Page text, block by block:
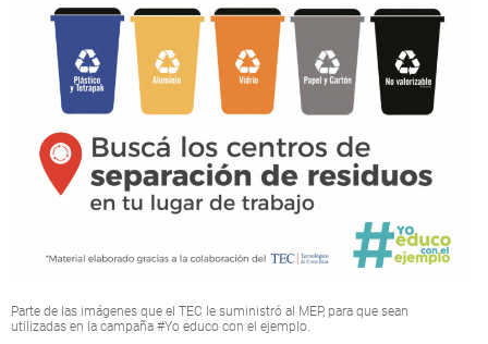
Parte de las imágenes que el TEC le suministró al MEP, para que sean
utilizadas en la campaña #Yo educo con el ejemplo.